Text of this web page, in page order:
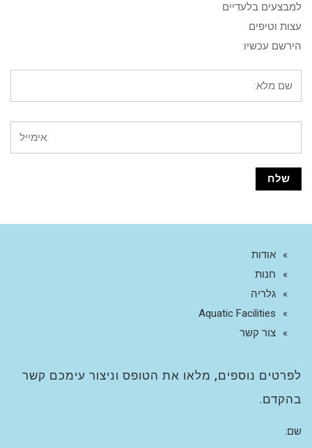
למבצעים בלעדיים
עצות וטיפים
הירשם עכשיו:
אודות
חנות
גלריה
Aquatic Facilities
צור קשר
לפרטים נוספים, מלאו את הטופס וניצור עימכם קשר
בהקדם.
שם: